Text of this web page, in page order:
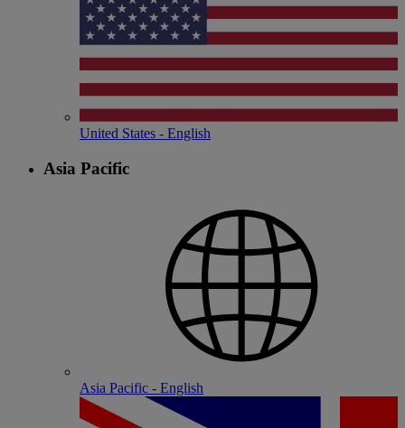
United States - English
Asia Pacific
Asia Pacific - English